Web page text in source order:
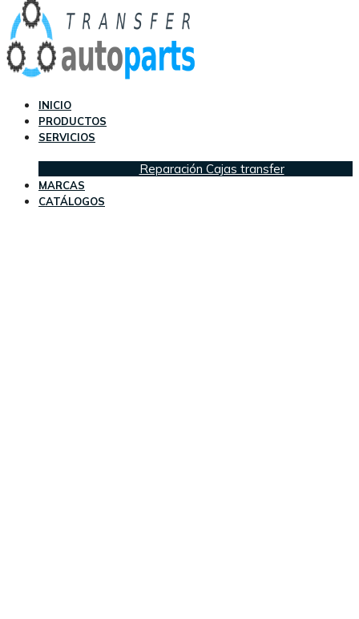
INICIO
PRODUCTOS
SERVICIOS
Reparación Cajas transfer
MARCAS
CATÁLOGOS